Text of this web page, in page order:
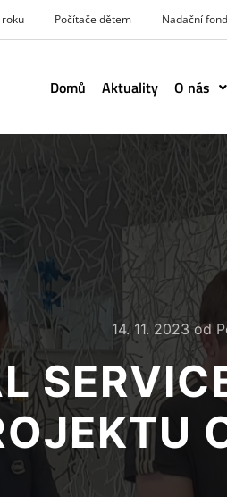
Počítače dětem Nadační fond
Domů Aktuality O nás
14. 11. 2023 od